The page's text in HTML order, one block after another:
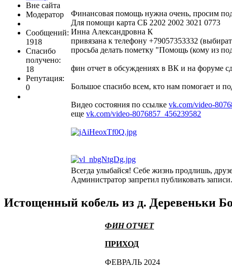
Вне сайта
Модератор
Сообщений:
1918
Спасибо
получено:
18
Репутация:
0
Финансовая помощь нужна очень, просим
Для помощи карта СБ 2202 2002 3021 0773
Инна Александровна К
привязана к телефону +79057353332
просьба делать пометку "Помощь (кому из
фин отчет в обсуждениях в ВК и на форуме
Большое спасибо всем, кто нам помогает и
Видео состояния по ссылке vk.com/video-
еще vk.com/video-8076857_456239582
Всегда улыбайся! Себе жизнь продлишь,
Администратор запретил публиковать записи.
Истощенный кобель из д. Деревеньки
ФИН ОТЧЕТ
ПРИХОД
ФЕВРАЛЬ 2024